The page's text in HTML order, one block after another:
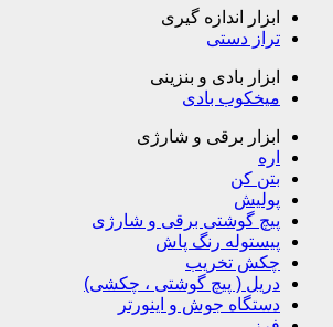
ابزار اندازه گیری
تراز دستی
ابزار بادی و بنزینی
میخکوب بادی
ابزار برقی و شارژی
اره
بتن کن
پولیش
پیچ گوشتی برقی و شارژی
پیستوله رنگ پاش
چکش تخریب
دریل ( پیچ گوشتی ، چکشی)
دستگاه جوش و اینورتر